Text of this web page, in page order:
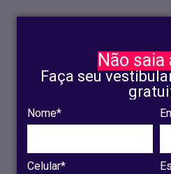
Não saia
Faça seu
Nome*
Celular*
OLINDA